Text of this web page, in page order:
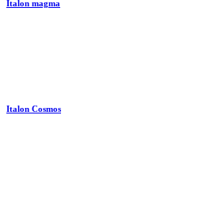
Italon magma
Italon Cosmos